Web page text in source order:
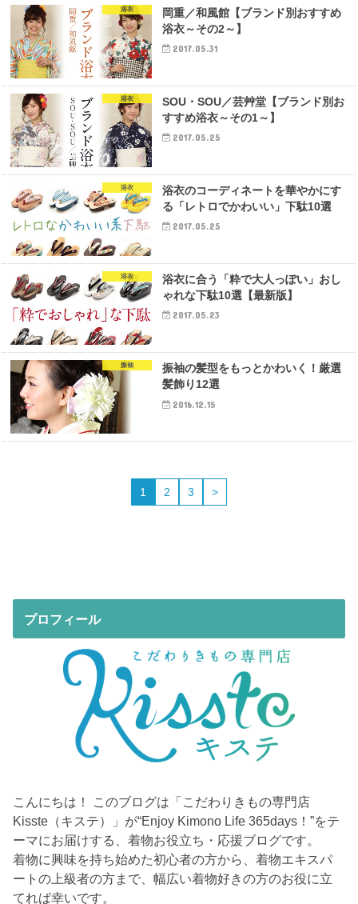
浴衣
岡重／和風館【ブランド別おすすめ
浴衣～その2～】
2017.05.31
浴衣
SOU・SOU／芸艸堂【ブランド別お
すすめ浴衣～その1～】
2017.05.25
浴衣
浴衣のコーディネートを華やかにす
る「レトロでかわいい」下駄10選
2017.05.25
浴衣
浴衣に合う「粋で大人っぽい」おし
ゃれな下駄10選【最新版】
2017.05.23
振袖
振袖の髪型をもっとかわいく！厳選
髪飾り12選
2016.12.15
1 2 3 >
プロフィール
こんにちは！ このブログは「こだわりきもの専門店
Kisste（キステ）」が“Enjoy Kimono Life 365days！”をテ
ーマにお届けする、着物お役立ち・応援ブログです。
着物に興味を持ち始めた初心者の方から、着物エキスパ
ートの上級者の方まで、幅広い着物好きの方のお役に立
てれば幸いです。